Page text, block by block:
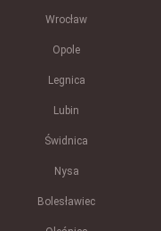
Wrocław
Opole
Legnica
Lubin
Świdnica
Nysa
Bolesławiec